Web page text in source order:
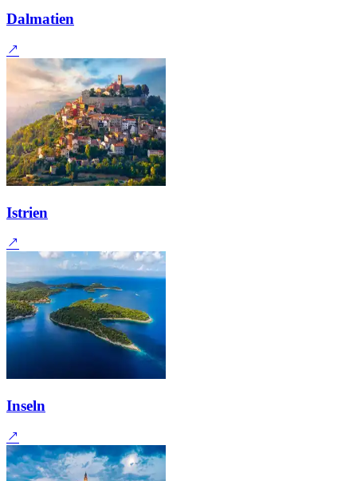
Dalmatien
Istrien
Inseln